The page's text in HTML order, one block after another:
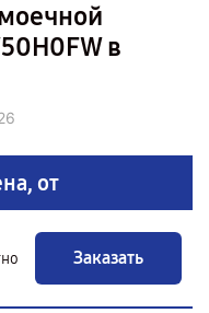
в
от
Заказать